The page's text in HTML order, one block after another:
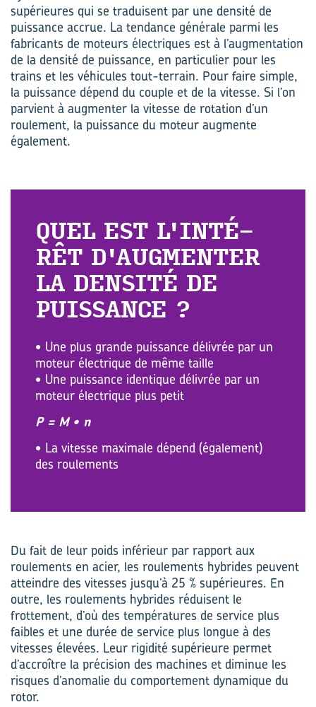
supérieures qui se traduisent par une densité de
puissance accrue. La tendance générale parmi les
fabricants de moteurs électriques est à l’augmentation
de la densité de puissance, en particulier pour les
trains et les véhicules tout-terrain. Pour faire simple,
la puissance dépend du couple et de la vitesse. Si l’on
parvient à augmenter la vitesse de rotation d’un
roulement, la puissance du moteur augmente
également.
QUEL EST L'IN­TÉ­
RÊT D'AUG­MEN­TER
LA DEN­SI­TÉ DE
PUIS­SANCE ?
• Une plus grande puissance délivrée par un
moteur électrique de même taille
• Une puissance identique délivrée par un
moteur électrique plus petit
P = M • n
• La vitesse maximale dépend (également)
des roulements
Du fait de leur poids inférieur par rapport aux
roulements en acier, les roulements hybrides peuvent
atteindre des vitesses jusqu’à 25 % supérieures. En
outre, les roulements hybrides réduisent le
frottement, d’où des températures de service plus
faibles et une durée de service plus longue à des
vitesses élevées. Leur rigidité supérieure permet
d’accroître la précision des machines et diminue les
risques d’anomalie du comportement dynamique du
rotor.